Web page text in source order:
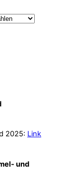
2025: Link
und